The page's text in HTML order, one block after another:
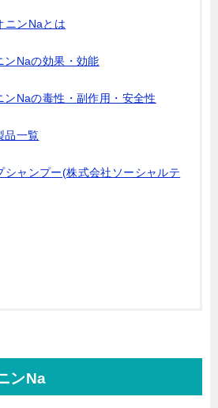
ニンNaとは
ンNaの効果・効能
ンNaの毒性・副作用・安全性
品一覧
シャンプー(株式会社ソーシャルテ
ンNa